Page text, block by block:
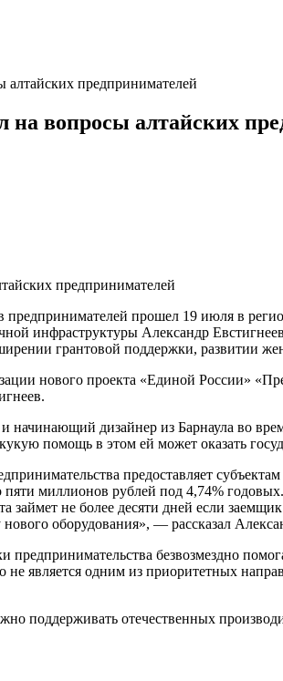
алтайских предпринимателей
на вопросы алтайских
прошел 19 июля в
инфраструктуры Александр
грантовой поддержки, развитии
нового проекта «Единой России»
дизайнер из Барнаула во
помощь в этом ей может оказать
предоставляет
миллионов рублей под 4,74%
не более десяти дней если
оборудования», — рассказал
безвозмездно
не является одним из приоритетных
поддерживать отечественных